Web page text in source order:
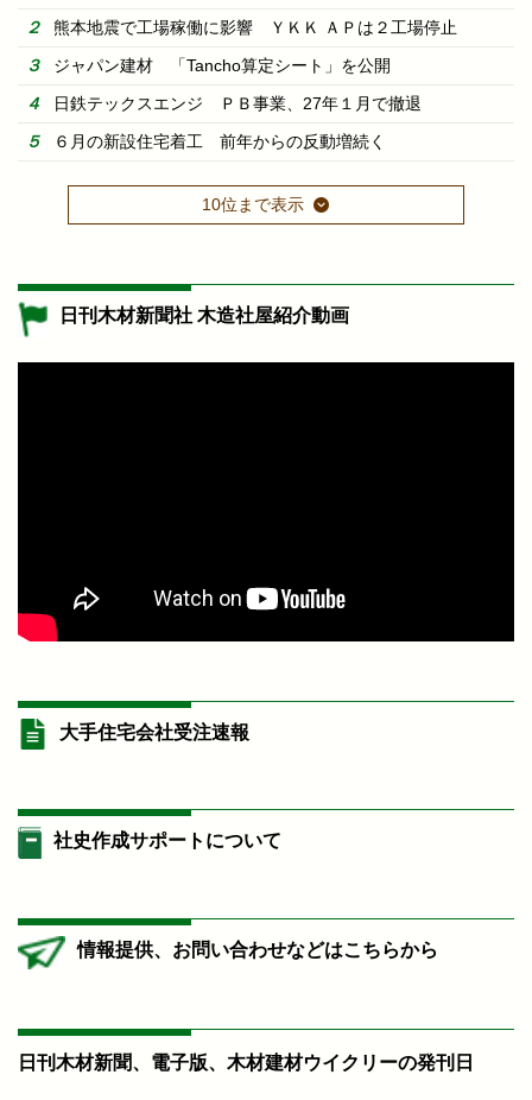
熊本地震で工場稼働に影響 ＹＫＫ ＡＰは２工場停止
ジャパン建材 「Tancho算定シート」を公開
日鉄テックスエンジ ＰＢ事業、27年１月で撤退
６月の新設住宅着工 前年からの反動増続く
10位まで表示
日刊木材新聞社 木造社屋紹介動画
大手住宅会社受注速報
社史作成サポートについて
情報提供、お問い合わせなどはこちらから
日刊木材新聞、電子版、木材建材ウイクリーの発刊日